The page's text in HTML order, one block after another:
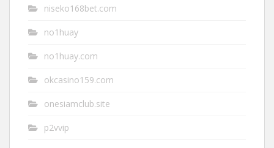
niseko168bet.com
no1huay
no1huay.com
okcasino159.com
onesiamclub.site
p2vvip